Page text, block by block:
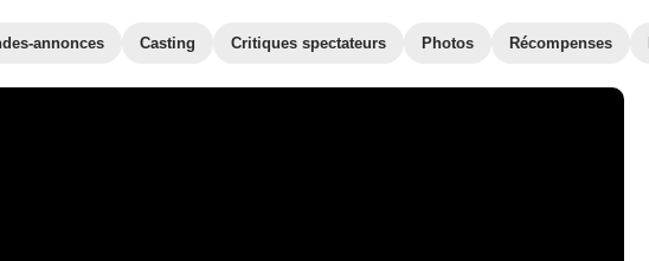
annonces Casting Critiques spectateurs Photos Récompenses